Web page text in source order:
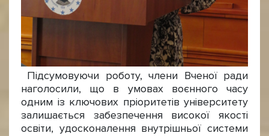
Підсумовуючи роботу, члени Вченої ради
наголосили, що в умовах воєнного часу
одним із ключових пріоритетів університету
залишається забезпечення високої якості
освіти, удосконалення внутрішньої системи